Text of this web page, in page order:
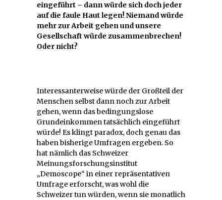
eingeführt – dann würde sich doch jeder
auf die faule Haut legen! Niemand würde
mehr zur Arbeit gehen und unsere
Gesellschaft würde zusammenbrechen!
Oder nicht?
Interessanterweise würde der Großteil der
Menschen selbst dann noch zur Arbeit
gehen, wenn das bedingungslose
Grundeinkommen tatsächlich eingeführt
würde! Es klingt paradox, doch genau das
haben bisherige Umfragen ergeben. So
hat nämlich das Schweizer
Meinungsforschungsinstitut
„Demoscope“ in einer repräsentativen
Umfrage erforscht, was wohl die
Schweizer tun würden, wenn sie monatlich